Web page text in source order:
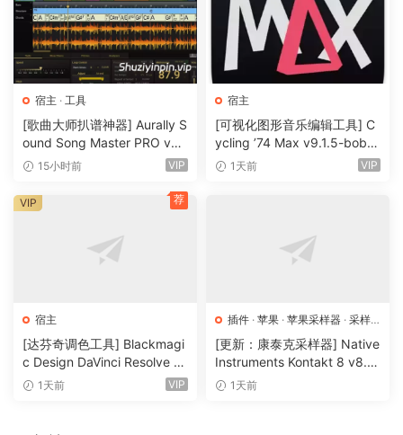
New Editing Features
New Fusion VFX Features
New Color Features
New Fairlight Features
New Collaboration Features
DaVinci Neural Engine
NVIDIA/AMD/Intel GPU Driver version
宿主 · 工具
[歌曲大师扒谱神器] Aurally S
ound Song Master PRO v5.
0.02 [WiN]（355MB）
15小时前 VIP
宿主
[可视化图形音乐编辑工具] C
ycling ’74 Max v9.1.5-bobd
ule [WiN]（724MB）
1天前 VIP
宿主
[达芬奇调色工具] Blackmagi
c Design DaVinci Resolve St
udio 21.0.4 Build 5 x64-R2R
1天前 VIP
VIP 荐
插件 · 苹果 · 苹果采样器 · 采样
器
[更新：康泰克采样器] Native
Instruments Kontakt 8 v8.1
2.1 [WiN, MacOSX]（1.2GB
1天前